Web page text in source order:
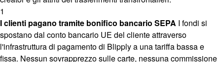
1
I clienti pagano tramite bonifico bancario SEPA I fondi si
spostano dal conto bancario UE del cliente attraverso
l'infrastruttura di pagamento di Blipply a una tariffa bassa e
fissa. Nessun sovrapprezzo sulle carte, nessuna commissione